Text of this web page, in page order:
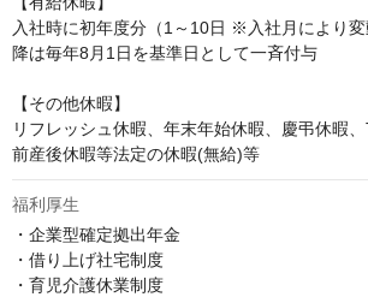
入社時に初年度分（1～10日 ※入社月により
降は毎年8月1日を基準日として一斉付与
【その他休暇】
リフレッシュ休暇、年末年始休暇、慶弔休暇
前産後休暇等法定の休暇(無給)等
福利厚生
・企業型確定拠出年金
・借り上げ社宅制度
・育児介護休業制度